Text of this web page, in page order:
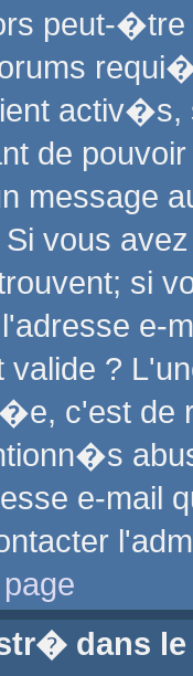
peut-
de
vous
si
e-
valide ?
c'est
e-mail
dans